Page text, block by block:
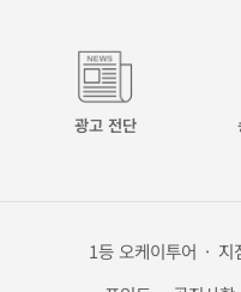
광고 전단
1등 오케이투어 · 지